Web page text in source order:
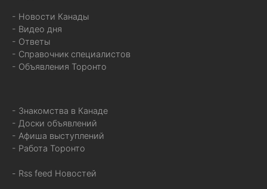
- Новости Канады
- Видео дня
- Ответы
- Справочник специалистов
- Объявления Торонто
- Знакомства в Канаде
- Доски объявлений
- Афиша выступлений
- Работа Торонто
- Rss feed Новостей